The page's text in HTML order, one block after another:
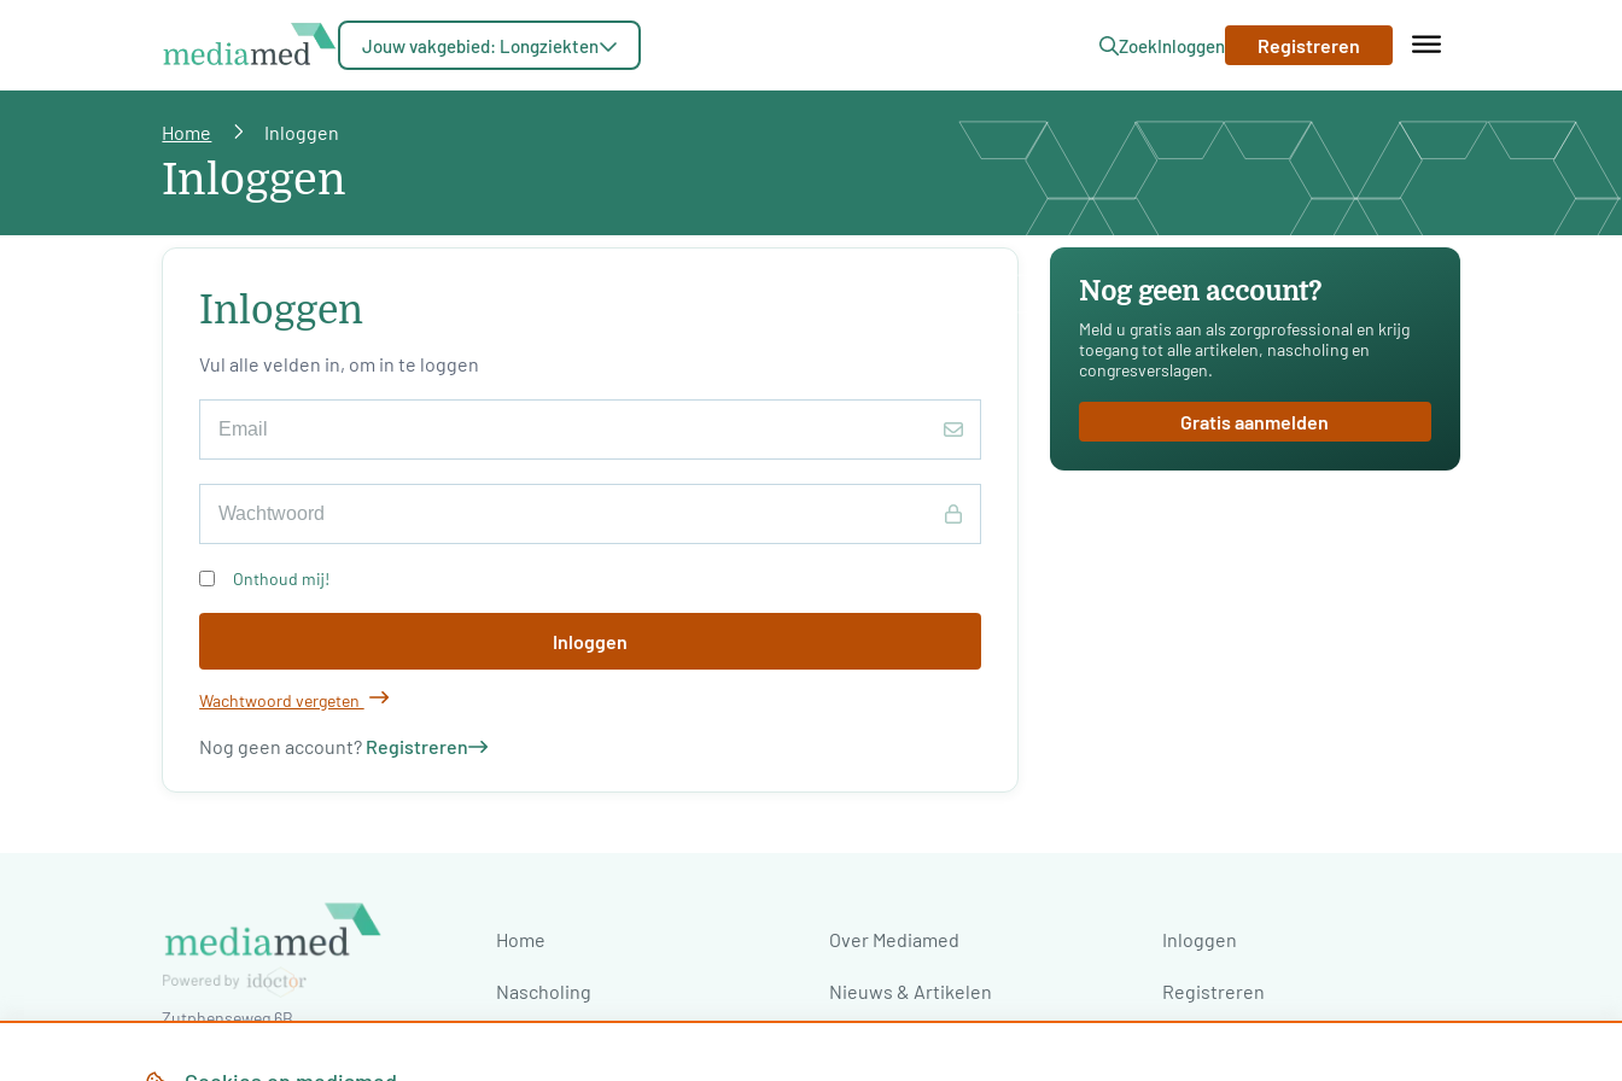
Jouw vakgebied: Longziekten ZoekInloggen Registreren
Home Inloggen
Inloggen
Inloggen
Vul alle velden in, om in te loggen
Onthoud mij!
Inloggen
Wachtwoord vergeten
Nog geen account? Registreren
Nog geen account?
Meld u gratis aan als zorgprofessional en krijg
toegang tot alle artikelen, nascholing en
congresverslagen.
Gratis aanmelden
Zutphenseweg 6B
Tel:030-7603620
Home Over Mediamed
Nascholing Nieuws & Artikelen
Inloggen
Registreren